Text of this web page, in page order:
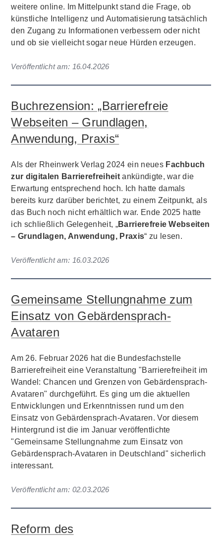
weitere online. Im Mittelpunkt stand die Frage, ob
künstliche Intelligenz und Automatisierung tatsächlich
den Zugang zu Informationen verbessern oder nicht
und ob sie vielleicht sogar neue Hürden erzeugen.
Veröffentlicht am: 16.04.2026
Buchrezension: „Barrierefreie
Webseiten – Grundlagen,
Anwendung, Praxis“
Als der Rheinwerk Verlag 2024 ein neues Fachbuch
zur digitalen Barrierefreiheit ankündigte, war die
Erwartung entsprechend hoch. Ich hatte damals
bereits kurz darüber berichtet, zu einem Zeitpunkt, als
das Buch noch nicht erhältlich war. Ende 2025 hatte
ich schließlich Gelegenheit, „Barrierefreie Webseiten
– Grundlagen, Anwendung, Praxis“ zu lesen.
Veröffentlicht am: 16.03.2026
Gemeinsame Stellungnahme zum
Einsatz von Gebärdensprach-
Avataren
Am 26. Februar 2026 hat die Bundesfachstelle
Barrierefreiheit eine Veranstaltung "Barrierefreiheit im
Wandel: Chancen und Grenzen von Gebärdensprach-
Avataren" durchgeführt. Es ging um die aktuellen
Entwicklungen und Erkenntnissen rund um den
Einsatz von Gebärdensprach-Avataren. Vor diesem
Hintergrund ist die im Januar veröffentlichte
"Gemeinsame Stellungnahme zum Einsatz von
Gebärdensprach-Avataren in Deutschland" sicherlich
interessant.
Veröffentlicht am: 02.03.2026
Reform des